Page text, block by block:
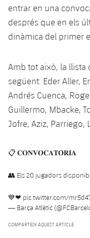
entrar en una
després que en els
dinàmica del primer
Amb tot això, la llista
següent: Eder Aller,
Andrés Cuenca,
Guillermo, Mbacke,
Jofre, Aziz, Parriego,
📋 𝐂𝐎𝐍𝐕𝐎𝐂𝐀𝐓𝐎̀𝐑𝐈𝐀
👥 Els 20 jugadors
💙❤ pic.twitter.com/
— Barça Atlètic
COMPARTEIX AQUEST ARTICLE